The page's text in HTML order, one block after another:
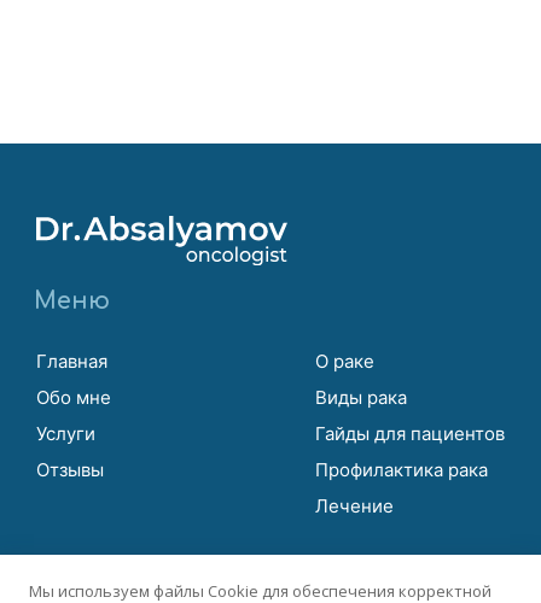
Меню
Главная
Обо мне
Услуги
Отзывы
О раке
Виды рака
Гайды для пациентов
Профилактика рака
Лечение
Контакты
Мы используем файлы Cookie для обеспечения корректной